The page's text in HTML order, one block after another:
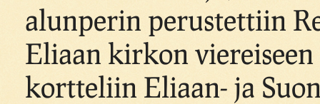
alunperin perustettiin
Eliaan kirkon
kortteliin Eliaan- ja